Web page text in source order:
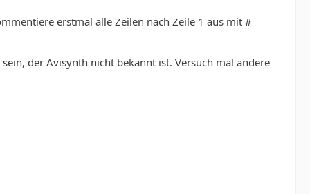
erstmal alle Zeilen nach Zeile 1 aus mit #
der Avisynth nicht bekannt ist. Versuch mal andere